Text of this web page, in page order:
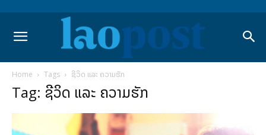
Home Tags ຊີວິດ ແລະ ຄວາມຮັກ
Tag: ຊີວິດ ແລະ ຄວາມຮັກ